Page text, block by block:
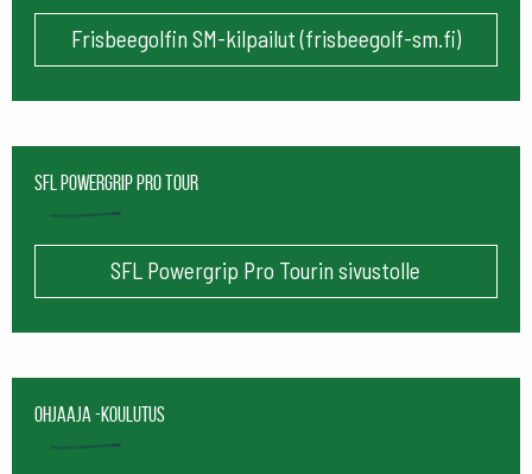
Frisbeegolfin SM-kilpailut (frisbeegolf-sm.fi)
SFL Powergrip Pro Tour
SFL Powergrip Pro Tourin sivustolle
Ohjaaja -koulutus